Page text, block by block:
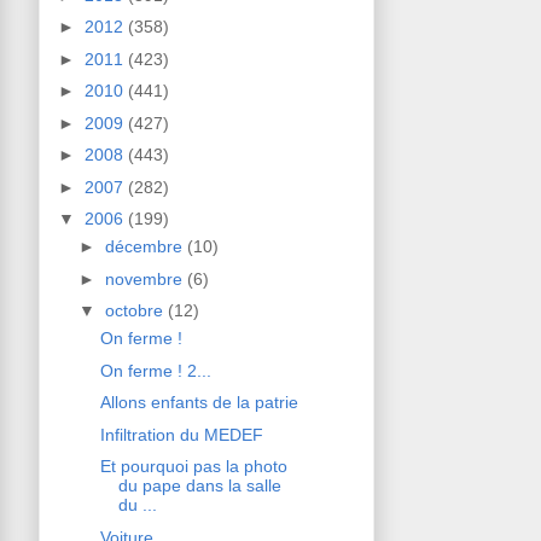
► 2012 (358)
► 2011 (423)
► 2010 (441)
► 2009 (427)
► 2008 (443)
► 2007 (282)
▼ 2006 (199)
► décembre (10)
► novembre (6)
▼ octobre (12)
On ferme !
On ferme ! 2...
Allons enfants de la patrie
Infiltration du MEDEF
Et pourquoi pas la photo
du pape dans la salle
du ...
Voiture